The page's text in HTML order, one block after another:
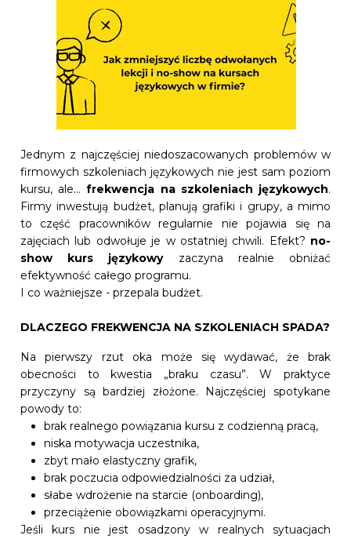
Jednym z najczęściej niedoszacowanych problemów w
firmowych szkoleniach językowych nie jest sam poziom
kursu, ale…frekwencja na szkoleniach językowych.
Firmy inwestują budżet, planują grafiki i grupy, a mimo
to część pracowników regularnie nie pojawia się na
zajęciach lub odwołuje je w ostatniej chwili. Efekt? no-
show kurs językowyzaczyna realnie obniżać
efektywność całego programu.
I co ważniejsze - przepala budżet.
DLACZEGO FREKWENCJA NA SZKOLENIACH SPADA?
Na pierwszy rzut oka może się wydawać, że brak
obecności to kwestia „braku czasu”. W praktyce
przyczyny są bardziej złożone. Najczęściej spotykane
powody to:
brak realnego powiązania kursu z codzienną pracą,
niska motywacja uczestnika,
zbyt mało elastyczny grafik,
brak poczucia odpowiedzialności za udział,
słabe wdrożenie na starcie (onboarding),
przeciążenie obowiązkami operacyjnymi.
Jeśli kurs nie jest osadzony w realnych sytuacjach